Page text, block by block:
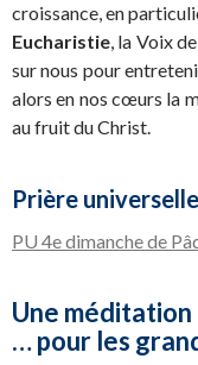
croissance, en
Eucharistie, la Voix
sur nous pour
alors en nos cœurs la
au fruit du Christ.
Prière
PU 4e dimanche de
Une
… pour les